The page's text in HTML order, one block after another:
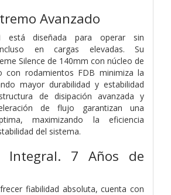
Avanzado
está diseñada para operar sin
en cargas elevadas. Su
Silence de 140mm con núcleo de
con rodamientos FDB minimiza la
mayor durabilidad y estabilidad
de disipación avanzada y
de flujo garantizan una
maximizando la eficiencia
del sistema.
Integral. 7 Años de
fiabilidad absoluta, cuenta con